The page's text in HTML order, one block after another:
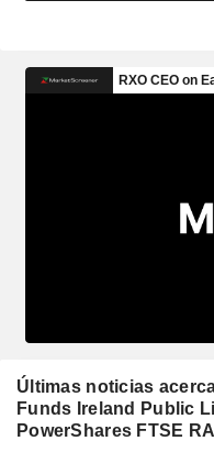
Últimas noticias
Funds Ireland Public
PowerShares FTSE